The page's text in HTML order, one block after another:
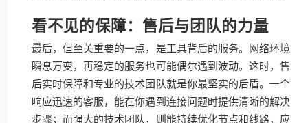
看不见的保障：售后与团队的力量
最后，但至关重要的一点，是工具背后的服务。网络环境
瞬息万变，再稳定的服务也可能偶尔遇到波动。这时，售
后实时保障和专业的技术团队就是你最坚实的后盾。一个
响应迅速的客服，能在你遇到连接问题时提供清晰的解决
步骤；而强大的技术团队，则能持续优化节点和线路，应